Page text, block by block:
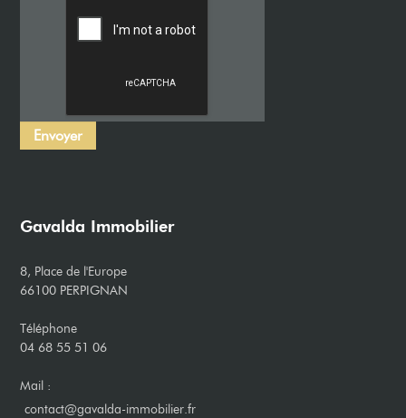
Gavalda Immobilier
8, Place de l'Europe
66100 PERPIGNAN
Téléphone
04 68 55 51 06
Mail :
contact@gavalda-immobilier.fr